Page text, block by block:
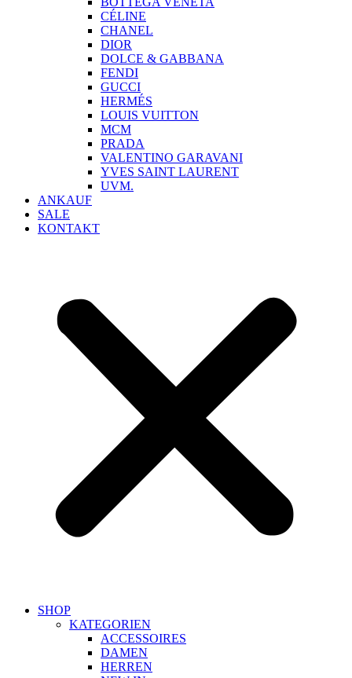
CÉLINE
CHANEL
DIOR
DOLCE & GABBANA
FENDI
GUCCI
HERMÉS
LOUIS VUITTON
MCM
PRADA
VALENTINO GARAVANI
YVES SAINT LAURENT
UVM.
ANKAUF
SALE
KONTAKT
SHOP
KATEGORIEN
ACCESSOIRES
DAMEN
HERREN